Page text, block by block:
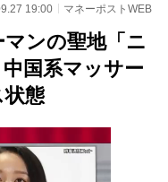
19:00 マネーポストWEB
ンの聖地「ニ
国系マッサー
状態